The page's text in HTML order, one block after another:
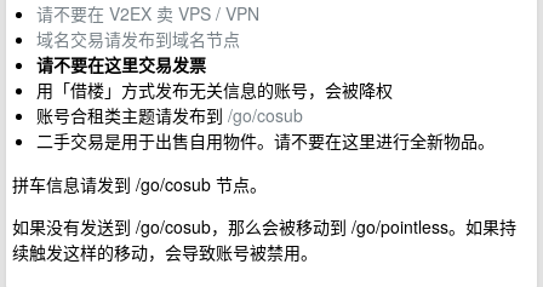
请不要在 V2EX 卖 VPS / VPN
域名交易请发布到域名节点
请不要在这里交易发票
用「借楼」方式发布无关信息的账号，会被降权
账号合租类主题请发布到 /go/cosub
二手交易是用于出售自用物件。请不要在这里进行全新物品。
拼车信息请发到 /go/cosub 节点。
如果没有发送到 /go/cosub，那么会被移动到 /go/pointless。如果持
续触发这样的移动，会导致账号被禁用。